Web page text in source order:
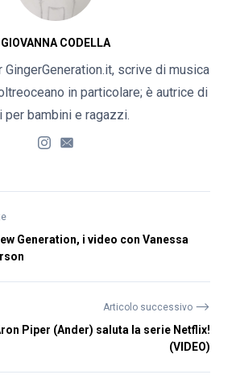
GIOVANNA CODELLA
scrive di musica
in particolare; è autrice di
per bambini e ragazzi.
Generation, i video con Vanessa
Articolo successivo ⟶
Piper (Ander) saluta la serie Netflix!
(VIDEO)